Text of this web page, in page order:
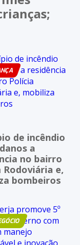
de incêndio
a
no bairro
Rodoviária e,
bombeiros